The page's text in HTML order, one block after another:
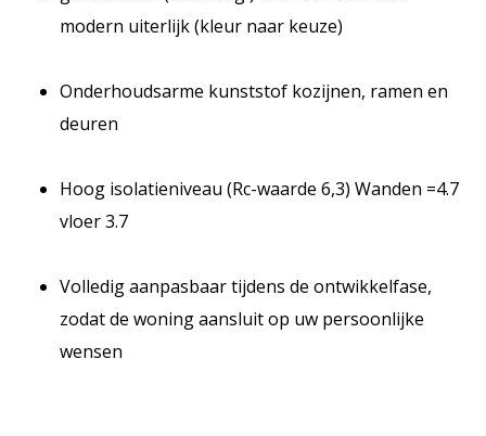
modern uiterlijk (kleur naar keuze)
Onderhoudsarme kunststof kozijnen, ramen en
deuren
Hoog isolatieniveau (Rc-waarde 6,3) Wanden =4.7
vloer 3.7
Volledig aanpasbaar tijdens de ontwikkelfase,
zodat de woning aansluit op uw persoonlijke
wensen